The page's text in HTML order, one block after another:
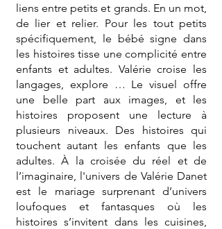
liens entre petits et grands. En un mot,
de lier et relier. Pour les tout petits
spécifiquement, le bébé signe dans
les histoires tisse une complicité entre
enfants et adultes. Valérie croise les
langages, explore … Le visuel offre
une belle part aux images, et les
histoires proposent une lecture à
plusieurs niveaux. Des histoires qui
touchent autant les enfants que les
adultes. À la croisée du réel et de
l’imaginaire, l'univers de Valérie Danet
est le mariage surprenant d’univers
loufoques et fantasques où les
histoires s’invitent dans les cuisines,